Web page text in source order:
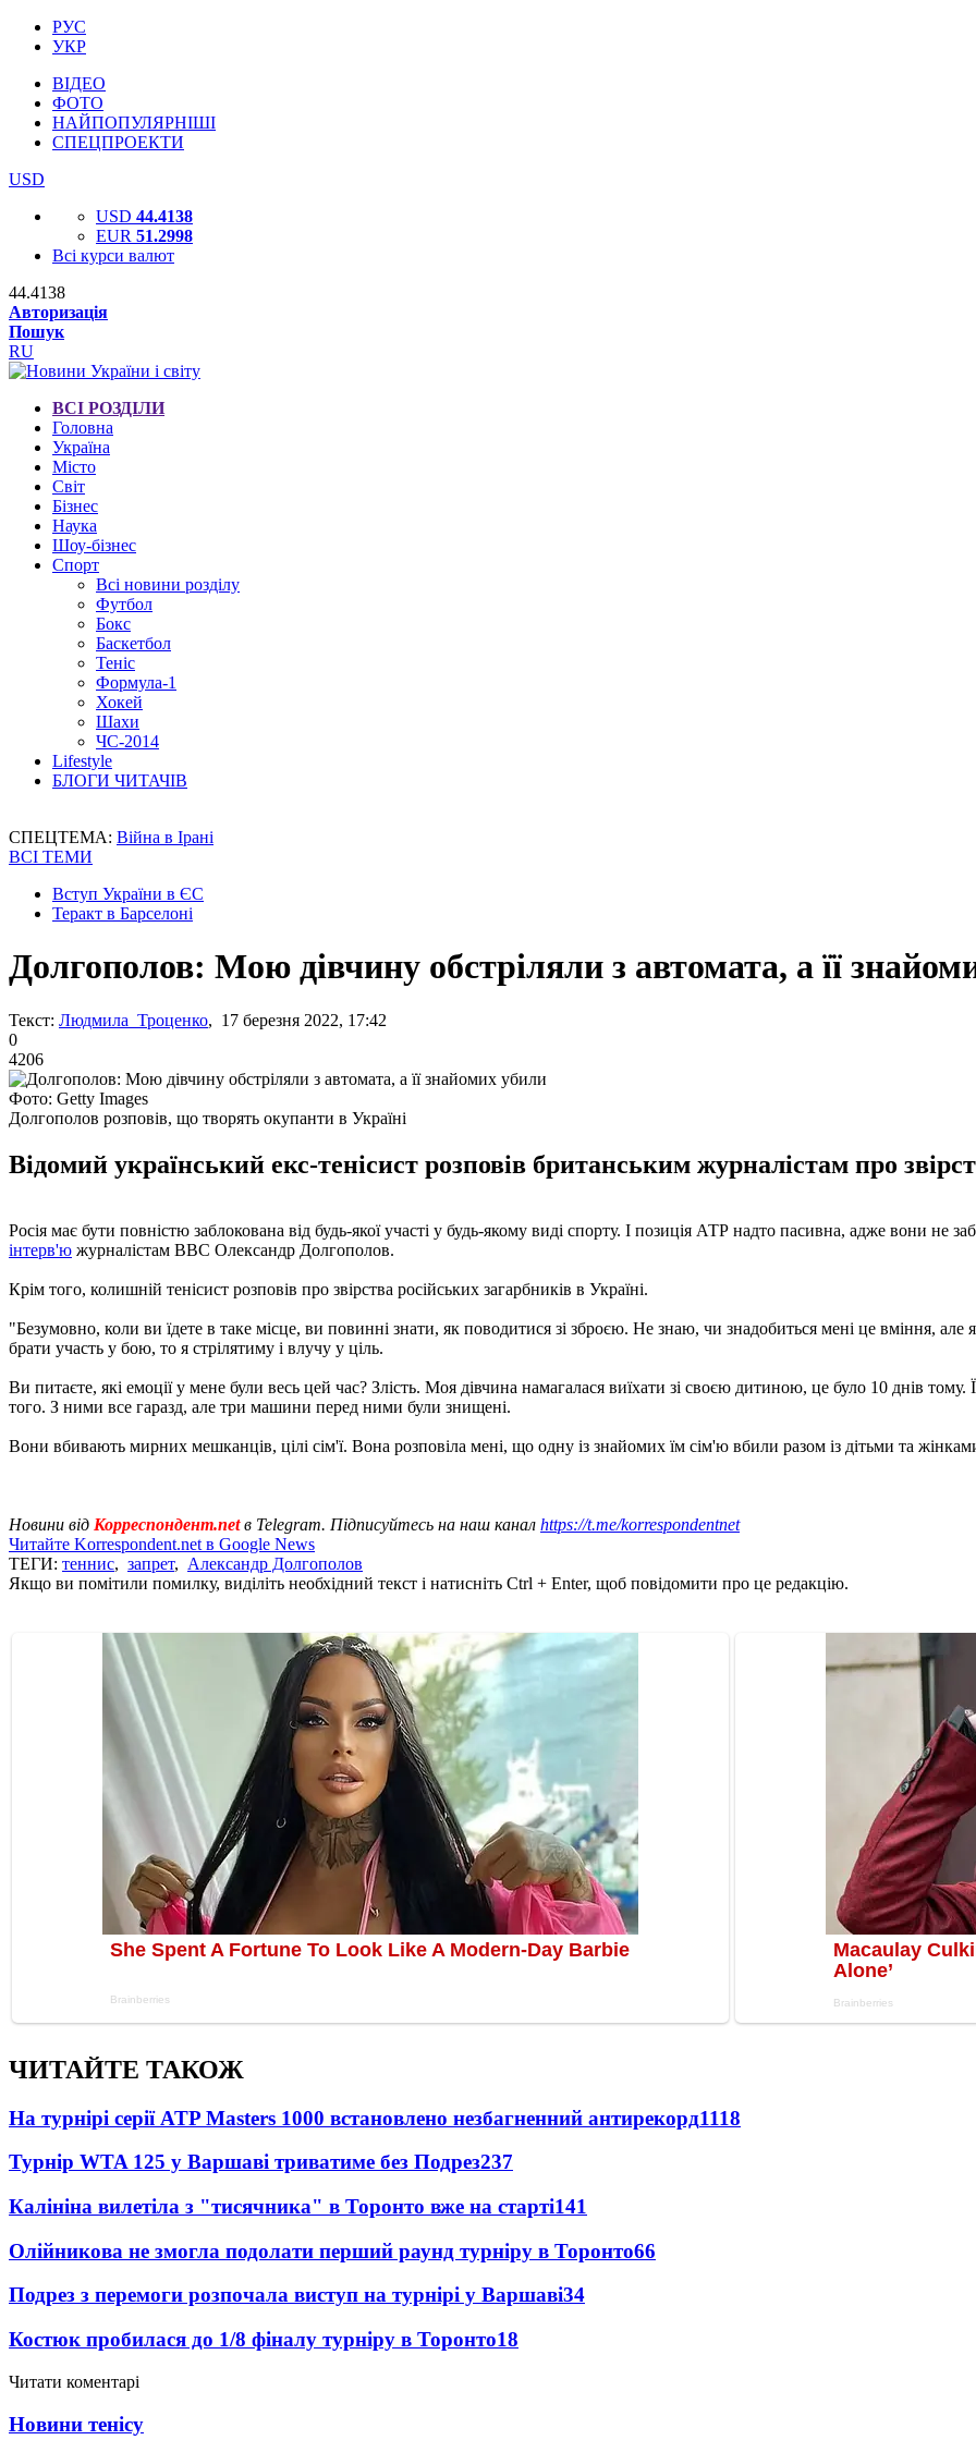
РУС
УКР
ВІДЕО
ФОТО
НАЙПОПУЛЯРНІШІ
СПЕЦПРОЕКТИ
USD
USD 44.4138
EUR 51.2998
Всі курси валют
44.4138
Авторизація
Пошук
RU
ВСІ РОЗДІЛИ
Головна
Україна
Місто
Світ
Бізнес
Наука
Шоу-бізнес
Спорт
Всі новини розділу
Футбол
Бокс
Баскетбол
Теніс
Формула-1
Хокей
Шахи
ЧС-2014
Lifestyle
БЛОГИ ЧИТАЧІВ
СПЕЦТЕМА: Війна в Ірані
ВСІ ТЕМИ
Вступ України в ЄС
Теракт в Барселоні
Долгополов: Мою дівчину обстріляли з автомата, а її
Текст: Людмила Троценко, 17 березня 2022, 17:42
0
4206
Фото: Getty Images
Долгополов розповів, що творять окупанти в Україні
Відомий український екс-тенісист розповів британським журналістам про
Росія має бути повністю заблокована від будь-якої участі у будь-якому виді спорту. І позиція АТР надто пасивна, адже вони не
інтерв'ю журналістам ВВС Олександр Долгополов.
Крім того, колишній тенісист розповів про звірства російських загарбників в Україні.
"Безумовно, коли ви їдете в таке місце, ви повинні знати, як поводитися зі зброєю. Не знаю, чи знадобиться мені це вміння,
брати участь у бою, то я стрілятиму і влучу у ціль.
Ви питаєте, які емоції у мене були весь цей час? Злість. Моя дівчина намагалася виїхати зі своєю дитиною, це було 10 днів
того. З ними все гаразд, але три машини перед ними були знищені.
Вони вбивають мирних мешканців, цілі сім'ї. Вона розповіла мені, що одну із знайомих їм сім'ю вбили разом із дітьми та
Новини від Корреспондент.netв Telegram. Підписуйтесь на наш канал https://t.me/korrespondentnet
Читайте Korrespondent.net в Google News
ТЕГИ: теннис, запрет, Александр Долгополов
Якщо ви помітили помилку, виділіть необхідний текст і натисніть Ctrl + Enter, щоб повідомити про це редакцію.
ЧИТАЙТЕ ТАКОЖ
На турнірі серії ATP Masters 1000 встановлено незбагненний антирекорд1118
Турнір WTA 125 у Варшаві триватиме без Подрез237
Калініна вилетіла з "тисячника" в Торонто вже на старті141
Олійникова не змогла подолати перший раунд турніру в Торонто66
Подрез з перемоги розпочала виступ на турнірі у Варшаві34
Костюк пробилася до 1/8 фіналу турніру в Торонто18
Читати коментарі
Новини тенісу